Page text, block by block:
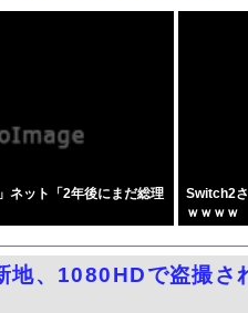
玉木雄一郎氏と30歳若手の一騎打ち
AI絵だと誹謗中傷され筆を折ってしまう
ラン！中日宮内から今季初本塁打！仲
神社、境内におけるコスプレや軍装の
川親方、誕生日を迎え『誰！？』と話
ナ「国民が勝手に我々取材陣にカメ
上波番組で胸元ぱっくり・・・（※画像
ネット「2年後にまだ総理
Switch2
ｗｗｗｗ
地、1080HDで盗撮さ